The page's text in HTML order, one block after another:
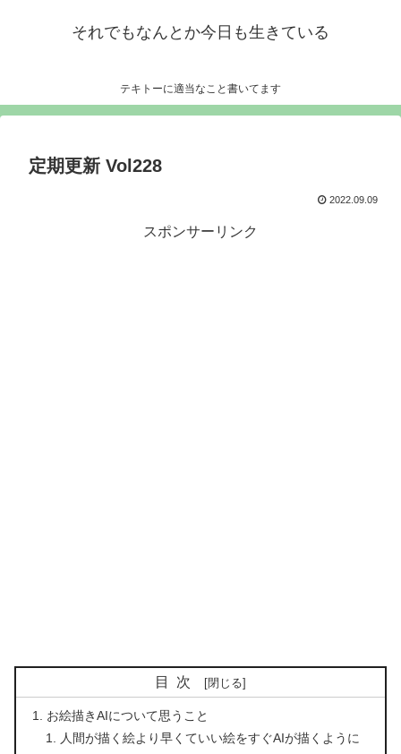
それでもなんとか今日も生きている
テキトーに適当なこと書いてます
定期更新 Vol228
2022.09.09
スポンサーリンク
目次
お絵描きAIについて思うこと
人間が描く絵より早くていい絵をすぐAIが描くように